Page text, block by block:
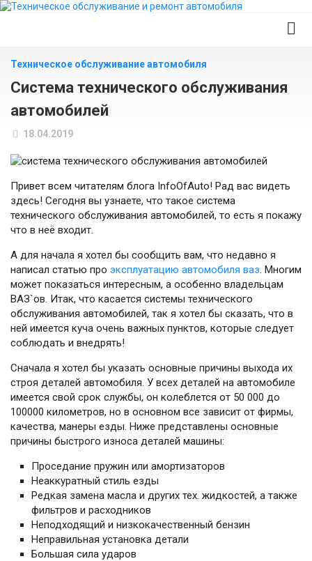
Главная страница
Диагностика автомобиля
Обслуживание автомобиля
Эксплуатация автомобиля
Автовождение
Тюнинг автомобиля
Аксессуары для авто
Шины и диски
Техническое обслуживание автомобиля
Cистема технического обслуживания
автомобилей
18.04.2019
Привет всем читателям блога InfoOfAuto! Рад вас видеть
здесь! Сегодня вы узнаете, что такое система
технического обслуживания автомобилей, то есть я покажу
что в неё входит.
А для начала я хотел бы сообщить вам, что недавно я
написал статью про эксплуатацию автомобиля ваз. Многим
может показаться интересным, а особенно владельцам
ВАЗ`ов. Итак, что касается системы технического
обслуживания автомобилей, так я хотел бы сказать, что в
ней имеется куча очень важных пунктов, которые следует
соблюдать и внедрять!
Сначала я хотел бы указать основные причины выхода их
строя деталей автомобиля. У всех деталей на автомобиле
имеется свой срок службы, он колеблется от 50 000 до
100000 километров, но в основном все зависит от фирмы,
качества, манеры езды. Ниже представлены основные
причины быстрого износа деталей машины:
Проседание пружин или амортизаторов
Неаккуратный стиль езды
Редкая замена масла и других тех. жидкостей, а также
фильтров и расходников
Неподходящий и низкокачественный бензин
Неправильная установка детали
Большая сила ударов